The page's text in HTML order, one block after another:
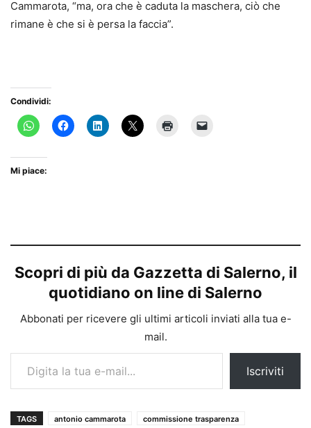
Cammarota, “ma, ora che è caduta la maschera, ciò che
rimane è che si è persa la faccia”.
Condividi:
Mi piace:
Scopri di più da Gazzetta di Salerno, il
quotidiano on line di Salerno
Abbonati per ricevere gli ultimi articoli inviati alla tua e-
mail.
Digita la tua e-mail...
Iscriviti
TAGS antonio cammarota
commissione trasparenza